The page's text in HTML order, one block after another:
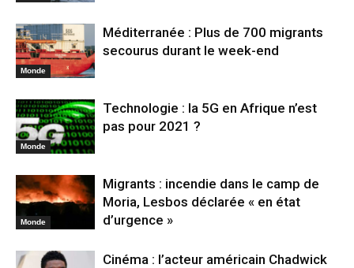
Monde
Méditerranée : Plus de 700 migrants
secourus durant le week-end
Monde
Technologie : la 5G en Afrique n’est
pas pour 2021 ?
Monde
Migrants : incendie dans le camp de
Moria, Lesbos déclarée « en état
d’urgence »
Cinéma : l’acteur américain Chadwick